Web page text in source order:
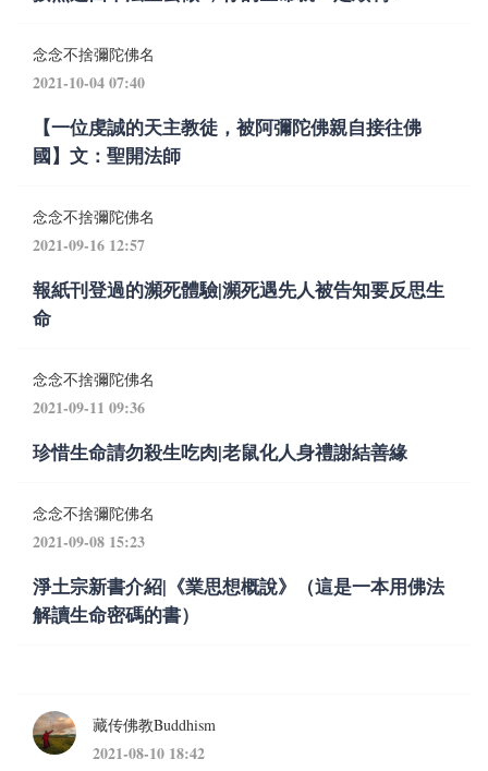
念念不捨彌陀佛名
2021-10-04 07:40
【一位虔誠的天主教徒，被阿彌陀佛親自接往佛
國】文：聖開法師
念念不捨彌陀佛名
2021-09-16 12:57
報紙刊登過的瀕死體驗|瀕死遇先人被告知要反思生
命
念念不捨彌陀佛名
2021-09-11 09:36
珍惜生命請勿殺生吃肉|老鼠化人身禮謝結善緣
念念不捨彌陀佛名
2021-09-08 15:23
淨土宗新書介紹|《業思想概說》（這是一本用佛法
解讀生命密碼的書）
藏传佛教Buddhism
2021-08-10 18:42